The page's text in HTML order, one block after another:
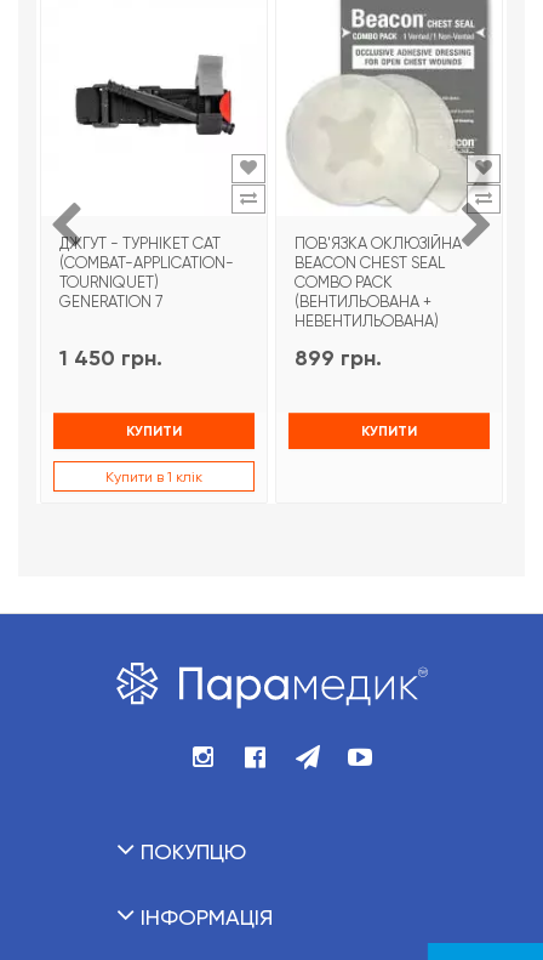
ДЖГУТ - ТУРНІКЕТ CAT
(COMBAT-APPLICATION-
TOURNIQUET)
GENERATION 7
1 450 грн.
КУПИТИ
Купити в 1 клік
ПОВ'ЯЗКА ОКЛЮЗІЙНА
BEACON CHEST SEAL
COMBO PACK
(ВЕНТИЛЬОВАНА +
НЕВЕНТИЛЬОВАНА)
899 грн.
КУПИТИ
ПОКУПЦЮ
ІНФОРМАЦІЯ